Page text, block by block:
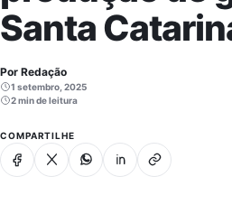
Santa
Por Redação
1 setembro, 2025
2 min de leitura
COMPARTILHE
Facebook
X WhatsappLinkedinCopiar link